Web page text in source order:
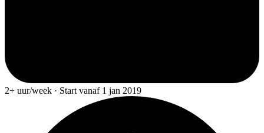
2+ uur/week · Start vanaf 1 jan 2019